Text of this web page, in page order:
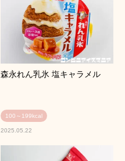
森永れん乳氷 塩キャラメル
100～199kcal
2025.05.22